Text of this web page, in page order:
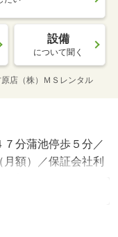
設備
について聞く
店（株）ＭＳレンタル
分蒲池停歩５分／
額）／保証会社利
】賃料総額の１．
可／駐２台可／保
角住戸／脱衣所／